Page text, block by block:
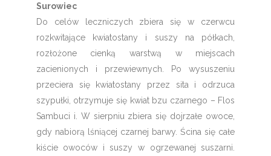
Surowiec
Do celów leczniczych zbiera się w czerwcu
rozkwitające kwiatostany i suszy na półkach,
rozłożone cienką warstwą w miejscach
zacienionych i przewiewnych. Po wysuszeniu
przeciera się kwiatostany przez sita i odrzuca
szypułki, otrzymuje się kwiat bzu czarnego – Flos
Sambuci i. W sierpniu zbiera się dojrzałe owoce,
gdy nabiorą lśniącej czarnej barwy. Ścina się całe
kiście owoców i suszy w ogrzewanej suszarni.